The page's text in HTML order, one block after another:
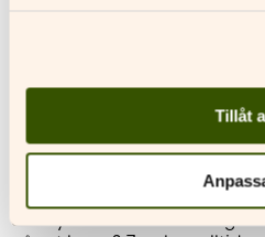
Tillåt
text. Så bilderna och jag hör
Du menar också att ditt
världen.
– Så är det. Varför skulle jag
och inte bara hitta ett
anonym och köra omkring